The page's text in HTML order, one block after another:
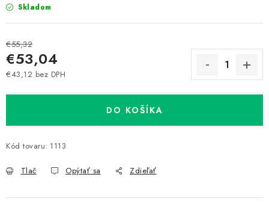
Skladom
€55,32
€53,04
€43,12 bez DPH
DO KOŠÍKA
Kód tovaru: 1113
Tlač Opýtať sa Zdieľať